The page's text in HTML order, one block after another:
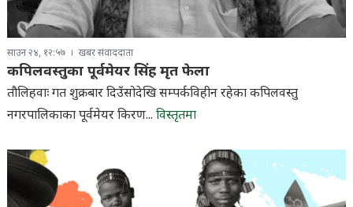
साउन २४, १२:५७ खबर संवाददाता
कपिलवस्तुका पूर्वमेयर सिंह मृत फेला
तौलिहवाः गत शुक्रबार दिउँसोदेखि सम्पर्कविहीन रहेका कपिलवस्तु
नगरपालिकाका पूर्वमेयर किरण... विस्तृतमा